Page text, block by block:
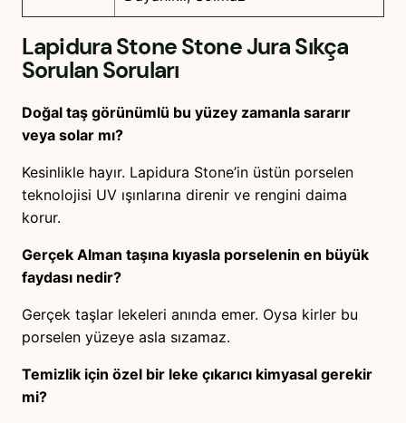
Lapidura Stone Stone JuraSıkça
Sorulan Soruları
Doğal taş görünümlü bu yüzey zamanla sararır
veya solar mı?
Kesinlikle hayır. Lapidura Stone’in üstün porselen
teknolojisi UV ışınlarına direnir ve rengini daima
korur.
Gerçek Alman taşına kıyasla porselenin en büyük
faydası nedir?
Gerçek taşlar lekeleri anında emer. Oysa kirler bu
porselen yüzeye asla sızamaz.
Temizlik için özel bir leke çıkarıcı kimyasal gerekir
mi?